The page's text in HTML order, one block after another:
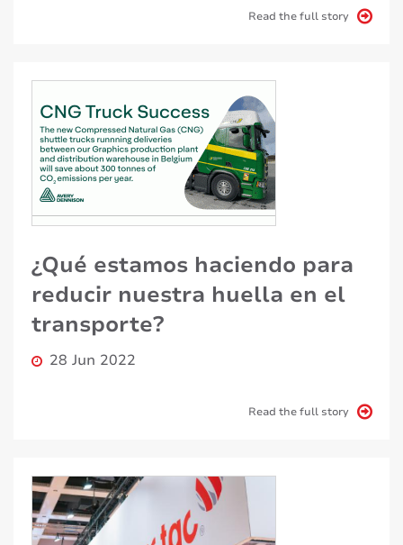
Read the full story
¿Qué estamos haciendo para
reducir nuestra huella en el
transporte?
28 Jun 2022
Read the full story